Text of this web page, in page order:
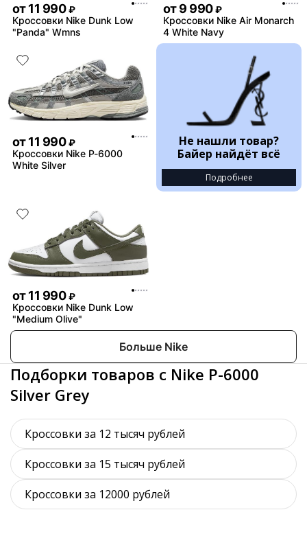
от11 990 ₽
Кроссовки Nike Dunk Low
"Panda" Wmns
от9 990 ₽
Кроссовки Nike Air Monarch
4 White Navy
от11 990 ₽
Кроссовки Nike P-6000
White Silver
Не нашли товар?
Байер найдёт всё
Подробнее
от11 990 ₽
Кроссовки Nike Dunk Low
"Medium Olive"
Больше Nike
Подборки товаров с Nike P-6000
Silver Grey
Кроссовки за 12 тысяч рублей
Кроссовки за 15 тысяч рублей
Кроссовки за 12000 рублей